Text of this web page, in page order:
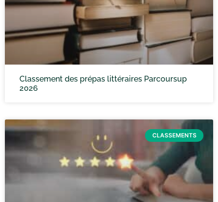
Classement des prépas littéraires Parcoursup
2026
CLASSEMENTS